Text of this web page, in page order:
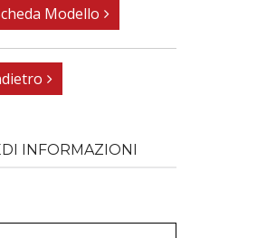
Modello
INFORMAZIONI